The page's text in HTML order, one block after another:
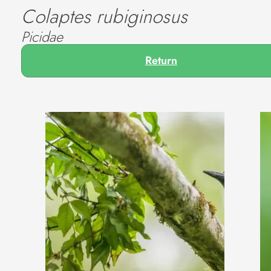
Colaptes rubiginosus
Picidae
Return